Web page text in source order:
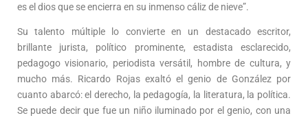
es el dios que se encierra en su inmenso cáliz de nieve”.
Su talento múltiple lo convierte en un destacado escritor,
brillante jurista, político prominente, estadista esclarecido,
pedagogo visionario, periodista versátil, hombre de cultura, y
mucho más. Ricardo Rojas exaltó el genio de González por
cuanto abarcó: el derecho, la pedagogía, la literatura, la política.
Se puede decir que fue un niño iluminado por el genio, con una